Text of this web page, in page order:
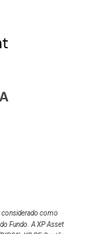
considerado como
Fundo. A XP Asset